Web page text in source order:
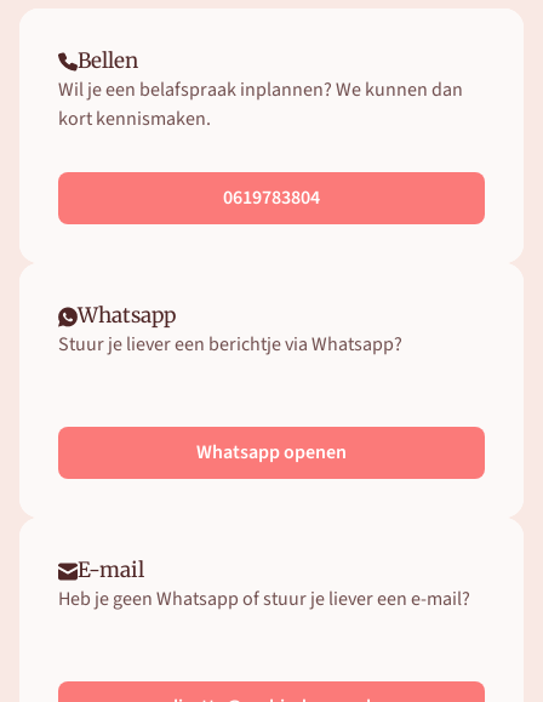
Bellen
Wil je een belafspraak inplannen? We kunnen dan
kort kennismaken.
0619783804
Whatsapp
Stuur je liever een berichtje via Whatsapp?
Whatsapp openen
E-mail
Heb je geen Whatsapp of stuur je liever een e-mail?